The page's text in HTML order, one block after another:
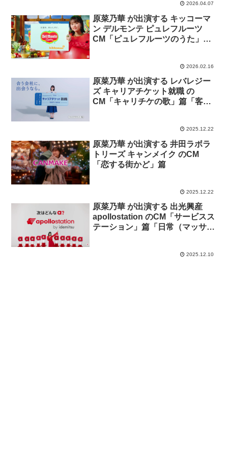
2026.04.07
原菜乃華 が出演する キッコーマ
ン デルモンテ ピュレフルーツ
CM「ピュレフルーツのうた」
2026.02.16
原菜乃華 が出演する レバレジー
ズ キャリアチケット就職 の
CM「キャリチケの歌」篇「客観
2025.12.22
原菜乃華 が出演する 井田ラボラ
トリーズ キャンメイク のCM
「恋する街かど」篇
2025.12.22
原菜乃華 が出演する 出光興産
apollostation のCM「サービスス
テーション」篇「日常（マッサー
2025.12.10